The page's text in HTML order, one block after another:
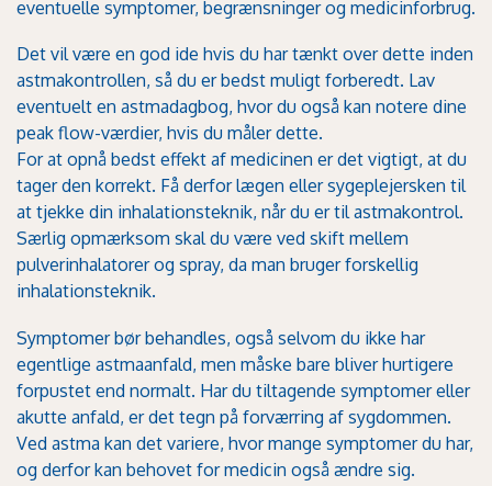
eventuelle symptomer, begrænsninger og medicinforbrug.
Det vil være en god ide hvis du har tænkt over dette inden
astmakontrollen, så du er bedst muligt forberedt. Lav
eventuelt en astmadagbog, hvor du også kan notere dine
peak flow-værdier, hvis du måler dette.
For at opnå bedst effekt af medicinen er det vigtigt, at du
tager den korrekt. Få derfor lægen eller sygeplejersken til
at tjekke din inhalationsteknik, når du er til astmakontrol.
Særlig opmærksom skal du være ved skift mellem
pulverinhalatorer og spray, da man bruger forskellig
inhalationsteknik.
Symptomer bør behandles, også selvom du ikke har
egentlige astmaanfald, men måske bare bliver hurtigere
forpustet end normalt. Har du tiltagende symptomer eller
akutte anfald, er det tegn på forværring af sygdommen.
Ved astma kan det variere, hvor mange symptomer du har,
og derfor kan behovet for medicin også ændre sig.